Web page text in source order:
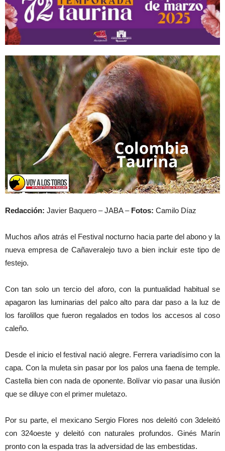
Redacción: Javier Baquero – JABA – Fotos: Camilo Díaz
Muchos años atrás el Festival nocturno hacia parte del abono y la
nueva empresa de Cañaveralejo tuvo a bien incluir este tipo de
festejo.
Con tan solo un tercio del aforo, con la puntualidad habitual se
apagaron las luminarias del palco alto para dar paso a la luz de
los farolillos que fueron regalados en todos los accesos al coso
caleño.
Desde el inicio el festival nació alegre. Ferrera variadísimo con la
capa. Con la muleta sin pasar por los palos una faena de temple.
Castella bien con nada de oponente. Bolívar vio pasar una ilusión
que se diluye con el primer muletazo.
Por su parte, el mexicano Sergio Flores nos deleitó con 3deleitó
con 324oeste y deleitó con naturales profundos. Ginés Marín
pronto con la espada tras la adversidad de las embestidas.